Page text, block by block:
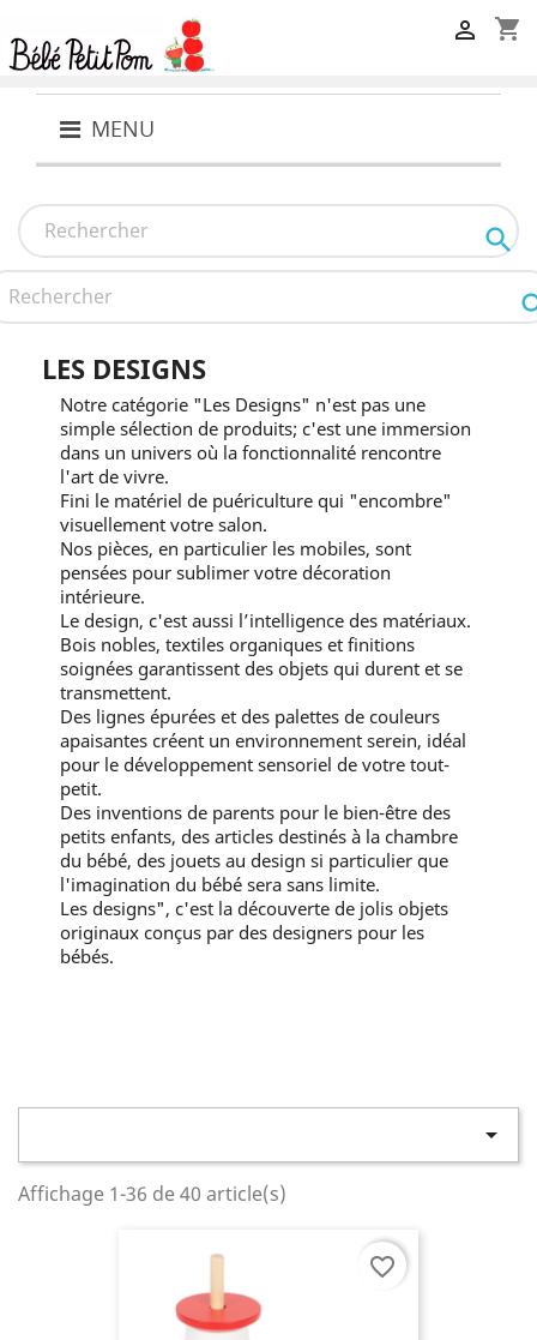
shopping_cart

MENU

LES DESIGNS
Notre catégorie "Les Designs" n'est pas une
simple sélection de produits; c'est une immersion
dans un univers où la fonctionnalité rencontre
l'art de vivre.
Fini le matériel de puériculture qui "encombre"
visuellement votre salon.
Nos pièces, en particulier les mobiles, sont
pensées pour sublimer votre décoration
intérieure.
Le design, c'est aussi l’intelligence des matériaux.
Bois nobles, textiles organiques et finitions
soignées garantissent des objets qui durent et se
transmettent.
Des lignes épurées et des palettes de couleurs
apaisantes créent un environnement serein, idéal
pour le développement sensoriel de votre tout-
petit.
Des inventions de parents pour le bien-être des
petits enfants, des articles destinés à la chambre
du bébé, des jouets au design si particulier que
l'imagination du bébé sera sans limite.
Les designs", c'est la découverte de jolis objets
originaux conçus par des designers pour les
bébés.

Affichage 1-36 de 40 article(s)
favorite_border